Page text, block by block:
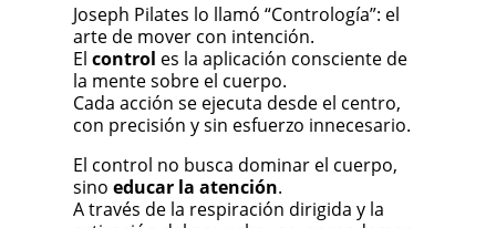
Joseph Pilates lo llamó “Contrología”: el
arte de mover con intención.
Elcontrol es la aplicación consciente de
la mente sobre el cuerpo.
Cada acción se ejecuta desde el centro,
con precisión y sin esfuerzo innecesario.
El control no busca dominar el cuerpo,
sinoeducar la atención.
A través de la respiración dirigida y la